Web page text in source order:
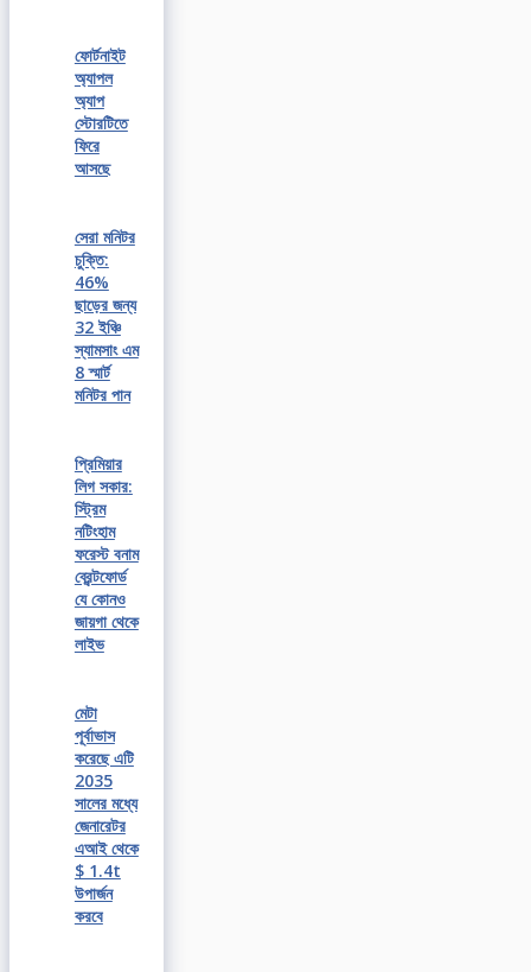
ফোর্টনাইট
অ্যাপল
অ্যাপ
স্টোরটিতে
ফিরে
আসছে
সেরা মনিটর
চুক্তি:
46%
ছাড়ের জন্য
32 ইঞ্চি
স্যামসাং এম
8 স্মার্ট
মনিটর পান
প্রিমিয়ার
লিগ সকার:
স্ট্রিম
নটিংহাম
ফরেস্ট বনাম
ব্রেন্টফোর্ড
যে কোনও
জায়গা থেকে
লাইভ
মেটা
পূর্বাভাস
করেছে এটি
2035
সালের মধ্যে
জেনারেটর
এআই থেকে
$ 1.4t
উপার্জন
করবে